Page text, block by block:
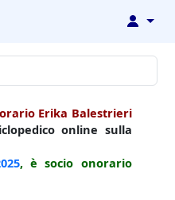
↓
Erika Balestrieri
online sulla
, è socio onorario